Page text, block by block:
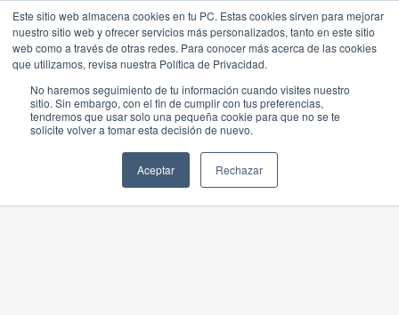
Este sitio web almacena cookies en tu PC. Estas cookies sirven para mejorar
nuestro sitio web y ofrecer servicios más personalizados, tanto en este sitio
web como a través de otras redes. Para conocer más acerca de las cookies
que utilizamos, revisa nuestra Política de Privacidad.
No haremos seguimiento de tu información cuando visites nuestro
sitio. Sin embargo, con el fin de cumplir con tus preferencias,
tendremos que usar solo una pequeña cookie para que no se te
solicite volver a tomar esta decisión de nuevo.
Aceptar Rechazar